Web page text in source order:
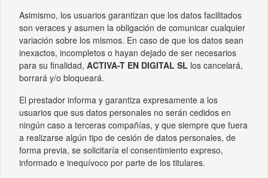
Asimismo, los usuarios garantizan que los datos facilitados
son veraces y asumen la obligación de comunicar cualquier
variación sobre los mismos. En caso de que los datos sean
inexactos, incompletos o hayan dejado de ser necesarios
para su finalidad, ACTIVA-T EN DIGITAL SL los cancelará,
borrará y/o bloqueará.
El prestador informa y garantiza expresamente a los
usuarios que sus datos personales no serán cedidos en
ningún caso a terceras compañías, y que siempre que fuera
a realizarse algún tipo de cesión de datos personales, de
forma previa, se solicitaría el consentimiento expreso,
informado e inequívoco por parte de los titulares.